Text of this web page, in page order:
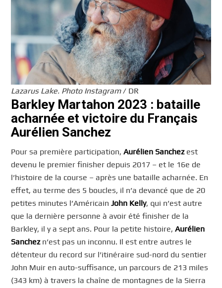
Lazarus Lake. Photo Instagram/ DR
Barkley Martahon 2023 : bataille
acharnée et victoire du Français
Aurélien Sanchez
Pour sa première participation,Aurélien Sanchezest
devenu le premier finisher depuis 2017 – et le 16e de
l’histoire de la course – après une bataille acharnée. En
effet, au terme des 5 boucles, il n’a devancé que de 20
petites minutes l’AméricainJohn Kelly, qui n’est autre
que la dernière personne à avoir été finisher de la
Barkley, il y a sept ans. Pour la petite histoire,Aurélien
Sanchezn’est pas un inconnu. Il est entre autres le
détenteur du record sur l’itinéraire sud-nord du sentier
John Muir en auto-suffisance, un parcours de 213 miles
(343 km) à travers la chaîne de montagnes de la Sierra